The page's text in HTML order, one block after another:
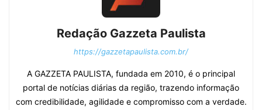
Redação Gazzeta Paulista
https://gazzetapaulista.com.br/
A GAZZETA PAULISTA, fundada em 2010, é o principal
portal de notícias diárias da região, trazendo informação
com credibilidade, agilidade e compromisso com a verdade.